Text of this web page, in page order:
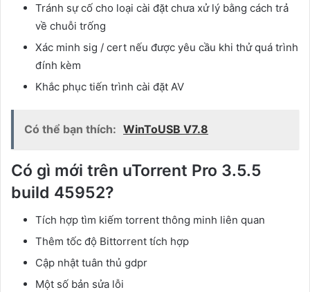
Tránh sự cố cho loại cài đặt chưa xử lý bằng cách trả
về chuỗi trống
Xác minh sig / cert nếu được yêu cầu khi thử quá trình
đính kèm
Khắc phục tiến trình cài đặt AV
Có thể bạn thích: WinToUSB V7.8
Có gì mới trên uTorrent Pro 3.5.5
build 45952?
Tích hợp tìm kiếm torrent thông minh liên quan
Thêm tốc độ Bittorrent tích hợp
Cập nhật tuân thủ gdpr
Một số bản sửa lỗi